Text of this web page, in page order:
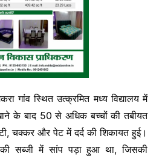
गांव स्थित उत्क्रमित मध्य विद्यालय में
के बाद 50 से अधिक बच्चों की तबीयत
चक्कर और पेट में दर्द की शिकायत हुई।
सब्जी में सांप पड़ा हुआ था, जिसकी